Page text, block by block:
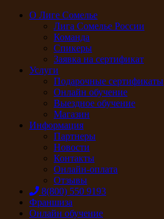
О Лиге Сомелье
Лига Сомелье России
Команда
Спикеры
Заявка на сертификат
Услуги
Подарочные сертификаты
Онлайн обучение
Выездное обучение
Магазин
Информация
Партнеры
Новости
Контакты
Онлайн-оплата
Отзывы
8(800) 550 9193
Франшиза
Онлайн обучение